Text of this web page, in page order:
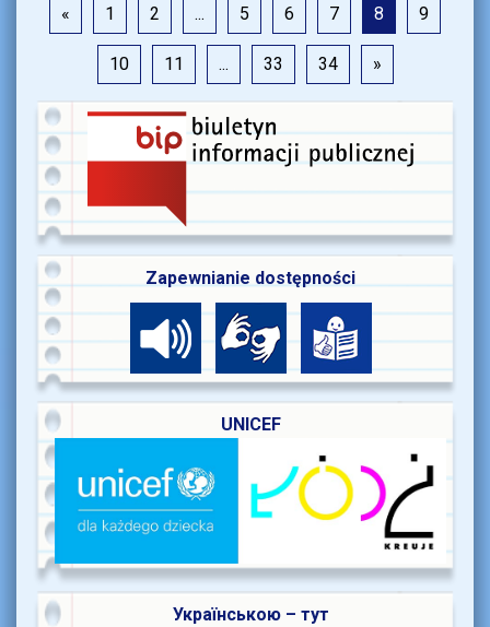
Zapewnianie dostępności
UNICEF
Українською – тут
« 1 2 ... 5 6 7 8 9
10 11 ... 33 34 »